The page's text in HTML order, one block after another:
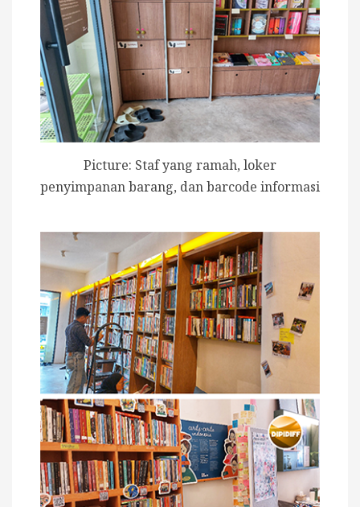
Picture: Staf yang ramah, loker
penyimpanan barang, dan barcode informasi